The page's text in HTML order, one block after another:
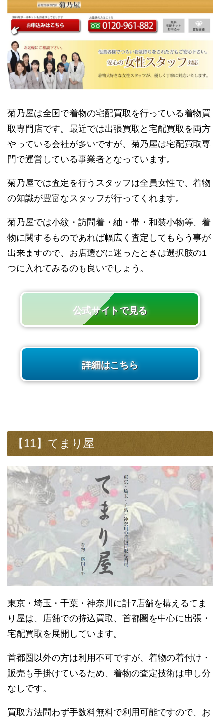
菊乃屋は全国で着物の宅配買取を行っている着物買
取専門店です。最近では出張買取と宅配買取を両方
やっている会社が多いですが、菊乃屋は宅配買取専
門で運営している事業者となっています。
菊乃屋では査定を行うスタッフは全員女性で、着物
の知識が豊富なスタッフが行ってくれます。
菊乃屋では小紋・訪問着・紬・帯・和装小物等、着
物に関するものであれば幅広く査定してもらう事が
出来ますので、お店選びに迷ったときは選択肢の1
つに入れてみるのも良いでしょう。
公式サイトで見る
詳細はこちら
【11】てまり屋
東京・埼玉・千葉・神奈川に計7店舗を構えるてま
り屋は、店舗での持込買取、首都圏を中心に出張・
宅配買取を展開しています。
首都圏以外の方は利用不可ですが、着物の着付け・
販売も手掛けているため、着物の査定技術は申し分
なしです。
買取方法問わず手数料無料で利用可能ですので、お